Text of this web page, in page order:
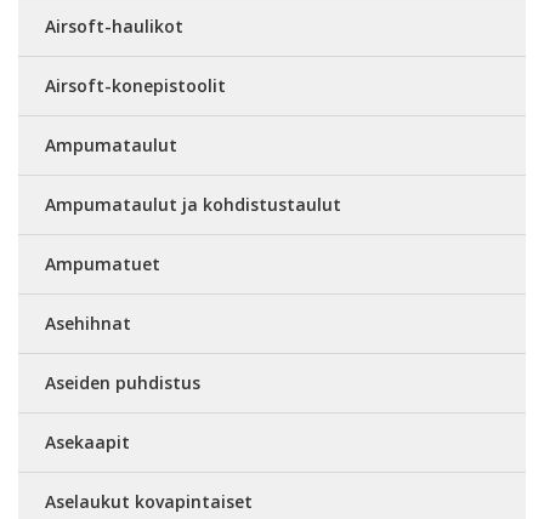
Airsoft-haulikot
Airsoft-konepistoolit
Ampumataulut
Ampumataulut ja kohdistustaulut
Ampumatuet
Asehihnat
Aseiden puhdistus
Asekaapit
Aselaukut kovapintaiset